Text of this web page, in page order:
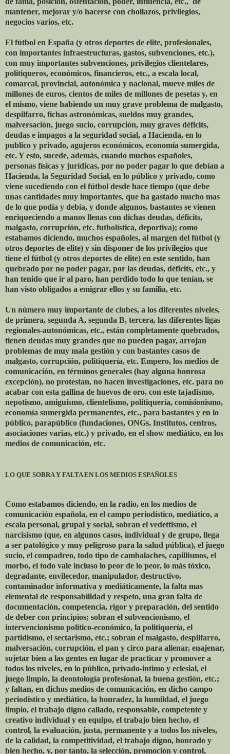
mantener, mejorar y/o hacerse con chollazos, privilegios,
negocios varios, etc.
El fútbol en España (y otros deportes de elite, profesionales,
con importantes infraestructuras, gastos, subvenciones, etc.),
con muy importantes subvenciones, privilegios clientelares,
politiqueros, económicos, financieros, etc., a escala local,
comarcal, provincial, autonómica y nacional, mueve miles de
millones de euros, cientos de miles de millones de pesetas y, en
el mismo, viene habiendo un muy grave problema de malgasto,
despilfarro, fichas astronómicas, sueldos muy grandes,
malversación, juego sucio, corrupción, muy graves déficits,
deudas e impagos a la seguridad social, a Hacienda, en lo
publico y privado, agujeros económicos, economía sumergida,
etc. Y esto, sucede, además, cuando muchos españoles,
personas físicas y jurídicas, por no poder pagar lo que debían a
Hacienda, la Seguridad Social, en lo público y privado, como
viene sucediendo con el fútbol desde hace tiempo (que debe
unas cantidades muy importantes, que ha gastado mucho mas
de lo que podía y debía, y donde algunos, bastantes se vienen
enriqueciendo a manos llenas con dichas deudas, déficits,
malgasto, corrupción, etc. futbolística, deportiva); como
estabamos diciendo, muchos españoles, al margen del fútbol (y
otros deportes de elite) y sin disponer de los privilegios que
tiene el fútbol (y otros deportes de elite) en este sentido, han
quebrado por no poder pagar, por las deudas, déficits, etc., y
han tenido que ir al paro, han perdido todo lo que tenían, se
han visto obligados a emigrar ellos y su familia, etc.
Un número muy importante de clubes, a los diferentes niveles,
de primera, segunda A, segunda B, tercera, las diferentes ligas
regionales-autonómicas, etc., están completamente quebrados,
tienen deudas muy grandes que no pueden pagar, arrojan
problemas de muy mala gestión y con bastantes casos de
malgasto, corrupción, politiquería, etc. Empero, los medios de
comunicación, en términos generales (hay alguna honrosa
excepción), no protestan, no hacen investigaciones, etc. para no
acabar con esta gallina de huevos de oro, con este tajadismo,
nepotismo, amiguismo, clientelismo, politiquería, comisionismo,
economía sumergida permanentes, etc., para bastantes y en lo
público, parapúblico (fundaciones, ONGs, Institutos, centros,
asociaciones varias, etc.) y privado, en el show mediático, en los
medios de comunicación, etc.
LO QUE SOBRA Y FALTA EN LOS MEDIOS ESPAÑOLES
Como estabamos diciendo, en la radio, en los medios de
comunicación española, en el campo periodístico, mediático, a
escala personal, grupal y social, sobran el vedettismo, el
narcisismo (que, en algunos casos, individual y de grupo, llega
a ser patológico y muy peligroso para la salud pública), el juego
sucio, el compadreo, todo tipo de cambalaches, capillismos, el
morbo, el todo vale incluso lo peor de lo peor, lo más tóxico,
degradante, envilecedor, manipulador, destructivo,
contaminador informativa y mediáticamente, la falta mas
elemental de responsabilidad y respeto, una gran falta de
documentación, competencia, rigor y preparación, del sentido
de deber con principios; sobran el subvencionismo, el
intervencionismo politico-económico, la politiquería, el
partidismo, el sectarismo, etc.; sobran el malgasto, despilfarro,
malversación, corrupción, el pan y circo para alienar, enajenar,
sujetar bien a las gentes en lugar de practicar y promover a
todos los niveles, en lo público, privado-intimo y eclesial, el
juego limpio, la deontología profesional, la buena gestión, etc.;
y faltan, en dichos medios de comunicación, en dicho campo
periodistico y mediático, la honradez, la humildad, el juego
limpio, el trabajo digno callado, responsable, competente y
creativo individual y en equipo, el trabajo bien hecho, el
control, la evaluación, justa, permanente y a todos los niveles,
de la calidad, la competitividad, el trabajo digno, honrado y
bien hecho, y, por tanto, la selección, promoción y control,